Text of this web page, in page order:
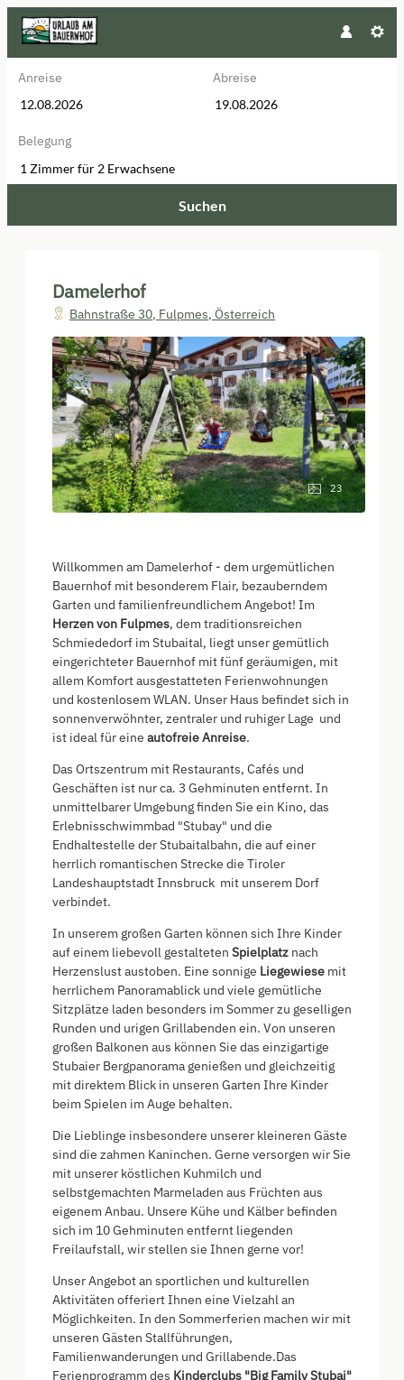
Anreise Abreise
Belegung
1 Zimmerfür 2 Erwachsene
Suchen
Damelerhof
Bahnstraße 30, Fulpmes, Österreich
23
Willkommen am Damelerhof - dem urgemütlichen
Bauernhof mit besonderem Flair, bezauberndem
Garten und familienfreundlichem Angebot! Im
Herzen von Fulpmes, dem traditionsreichen
Schmiededorf im Stubaital, liegt unser gemütlich
eingerichteter Bauernhof mit fünf geräumigen, mit
allem Komfort ausgestatteten Ferienwohnungen
und kostenlosem WLAN. Unser Haus befindet sich in
sonnenverwöhnter, zentraler und ruhiger Lage und
ist ideal für eine autofreie Anreise.
Das Ortszentrum mit Restaurants, Cafés und
Geschäften ist nur ca. 3 Gehminuten entfernt. In
unmittelbarer Umgebung finden Sie ein Kino, das
Erlebnisschwimmbad "Stubay" und die
Endhaltestelle der Stubaitalbahn, die auf einer
herrlich romantischen Strecke die Tiroler
Landeshauptstadt Innsbruck mit unserem Dorf
verbindet.
In unserem großen Garten können sich Ihre Kinder
auf einem liebevoll gestalteten Spielplatz nach
Herzenslust austoben. Eine sonnige Liegewiese mit
herrlichem Panoramablick und viele gemütliche
Sitzplätze laden besonders im Sommer zu geselligen
Runden und urigen Grillabenden ein. Von unseren
großen Balkonen aus können Sie das einzigartige
Stubaier Bergpanorama genießen und gleichzeitig
mit direktem Blick in unseren Garten Ihre Kinder
beim Spielen im Auge behalten.
Die Lieblinge insbesondere unserer kleineren Gäste
sind die zahmen Kaninchen. Gerne versorgen wir Sie
mit unserer köstlichen Kuhmilch und
selbstgemachten Marmeladen aus Früchten aus
eigenem Anbau. Unsere Kühe und Kälber befinden
sich im 10 Gehminuten entfernt liegenden
Freilaufstall, wir stellen sie Ihnen gerne vor!
Unser Angebot an sportlichen und kulturellen
Aktivitäten offeriert Ihnen eine Vielzahl an
Möglichkeiten. In den Sommerferien machen wir mit
unseren Gästen Stallführungen,
Familienwanderungen und Grillabende.Das
Ferienprogramm des Kinderclubs "Big Family Stubai"